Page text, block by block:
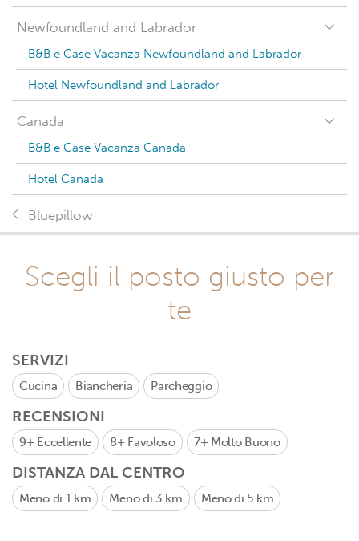
Newfoundland and Labrador
B&B e Case Vacanza Newfoundland and Labrador
Hotel Newfoundland and Labrador
Canada
B&B e Case Vacanza Canada
Hotel Canada
Bluepillow
Scegli il posto giusto per
te
SERVIZI
Cucina Biancheria Parcheggio
RECENSIONI
9+ Eccellente 8+ Favoloso 7+ Molto Buono
DISTANZA DAL CENTRO
Meno di 1 km Meno di 3 km Meno di 5 km